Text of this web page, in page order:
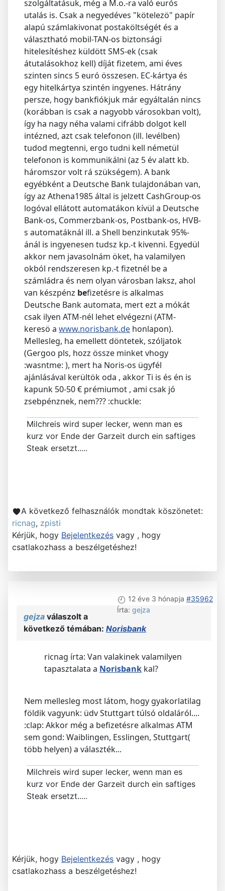
szolgáltatásuk, még a M.o.-ra való eurós
utalás is. Csak a negyedéves "kötelezö" papír
alapú számlakivonat postaköltségét és a
választható mobil-TAN-os biztonsági
hitelesítéshez küldött SMS-ek (csak
átutalásokhoz kell) díját fizetem, ami éves
szinten sincs 5 euró összesen. EC-kártya és
egy hitelkártya szintén ingyenes. Hátrány
persze, hogy bankfiókjuk már egyáltalán nincs
(korábban is csak a nagyobb városokban volt),
így ha nagy néha valami cifrább dolgot kell
intézned, azt csak telefonon (ill. levélben)
tudod megtenni, ergo tudni kell németül
telefonon is kommunikálni (az 5 év alatt kb.
háromszor volt rá szükségem). A bank
egyébként a Deutsche Bank tulajdonában van,
így az Athena1985 által is jelzett CashGroup-os
logóval ellátott automatákon kívül a Deutsche
Bank-os, Commerzbank-os, Postbank-os, HVB-
s automatáknál ill. a Shell benzinkutak 95%-
ánál is ingyenesen tudsz kp.-t kivenni. Egyedül
akkor nem javasolnám öket, ha valamilyen
okból rendszeresen kp.-t fizetnél be a
számládra és nem olyan városban laksz, ahol
van készpénz befizetésre is alkalmas
Deutsche Bank automata, mert ezt a mókát
csak ilyen ATM-nél lehet elvégezni (ATM-
keresö a www.norisbank.de honlapon).
Mellesleg, ha emellett döntetek, szóljatok
(Gergoo pls, hozz össze minket vhogy
:wasntme: ), mert ha Noris-os ügyfél
ajánlásával kerültök oda , akkor Ti is és én is
kapunk 50-50 € prémiumot , ami csak jó
zsebpénznek, nem??? :chuckle:
Milchreis wird super lecker, wenn man es
kurz vor Ende der Garzeit durch ein saftiges
Steak ersetzt.....
A következő felhasználók mondtak köszönetet:
ricnag, zpisti
Kérjük, hogy Bejelentkezés vagy , hogy
csatlakozhass a beszélgetéshez!
12 éve 3 hónapja #35962
Írta: gejza
gejza válaszolt a
következő témában: Norisbank
ricnag írta: Van valakinek valamilyen
tapasztalata a Norisbank kal?
Nem mellesleg most látom, hogy gyakorlatilag
földik vagyunk: üdv Stuttgart túlsó oldaláról....
:clap: Akkor még a befizetésre alkalmas ATM
sem gond: Waiblingen, Esslingen, Stuttgart(
több helyen) a választék...
Milchreis wird super lecker, wenn man es
kurz vor Ende der Garzeit durch ein saftiges
Steak ersetzt.....
Kérjük, hogy Bejelentkezés vagy , hogy
csatlakozhass a beszélgetéshez!